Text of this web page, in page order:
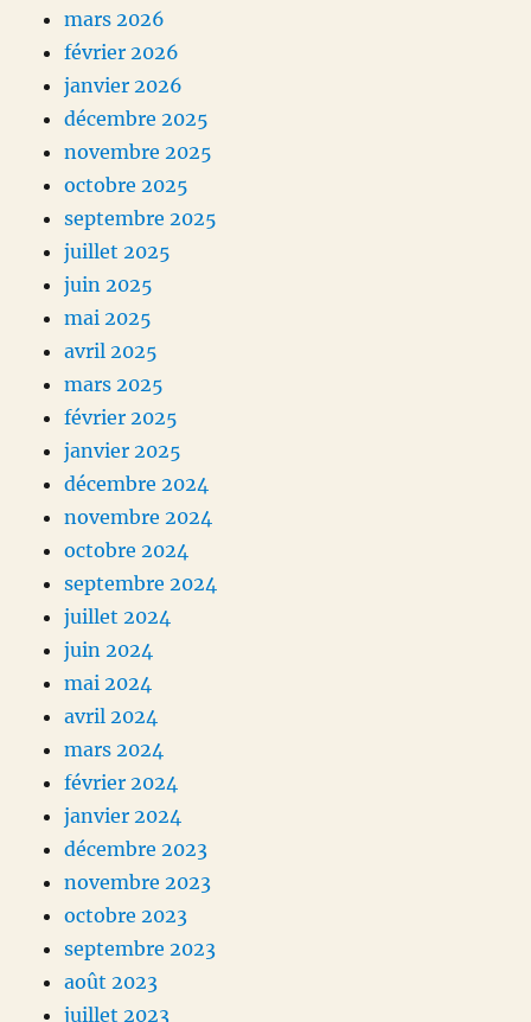
mars 2026
février 2026
janvier 2026
décembre 2025
novembre 2025
octobre 2025
septembre 2025
juillet 2025
juin 2025
mai 2025
avril 2025
mars 2025
février 2025
janvier 2025
décembre 2024
novembre 2024
octobre 2024
septembre 2024
juillet 2024
juin 2024
mai 2024
avril 2024
mars 2024
février 2024
janvier 2024
décembre 2023
novembre 2023
octobre 2023
septembre 2023
août 2023
juillet 2023